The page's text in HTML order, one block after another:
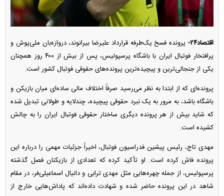
اقتصاد۲۴-
پرونده فسخ یک‌طرفه قرارداد علیرضا بیرانوند، دروازه‌بان ملی‌پوش و
پرافتخار فوتبال ایران با باشگاه پرسپولیس، پس از بیش از ۴۰۰ روز همچنان
یکی از جنجالی‌ترین و پیچیده‌ترین پرونده‌های حقوقی فوتبال کشور است.
پرونده‌ای که از ابتدا به نظر می‌رسید صرفاً اختلاف مالی ساده‌ای میان بازیکن و
باشگاه باشد، به مرور به یک نبرد حقوقی پیچیده، چندلایه و طولانی تبدیل شده
که شاید بیش از هر پرونده دیگری ساختار حقوقی فوتبال ایران را به چالش
کشیده است.
مهدی تاج، رئیس پیشین فدراسیون فوتبال، اخیراً جزئیات مهمی را درباره این
پرونده فاش کرده است. او تأکید کرده که تعدادی از بازیکنان فصل گذشته
پرسپولیس، از جمله چهره‌هایی مثل مهدی ترابی و دانیال اسماعیلی‌فر، در مقام
شاهد در این پرونده حاضر شده و شهادت داده‌اند که پاداش‌هایی خارج از